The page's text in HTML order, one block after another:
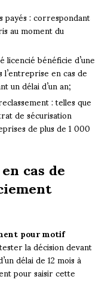
: correspondant
au moment du
bénéficie d’une
en cas de
un délai d’un an;
: telles que
de sécurisation
de plus de 1 000
cas de
pour motif
la décision devant
délai de 12 mois à
pour saisir cette